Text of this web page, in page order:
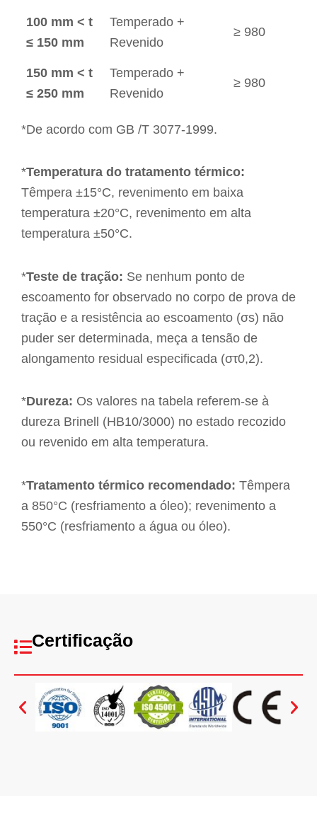
100 mm < t
≤ 150 mm
Temperado +
Revenido
≥ 980
150 mm < t
≤ 250 mm
Temperado +
Revenido
≥ 980
*De acordo com GB /T 3077-1999.
*Temperatura do tratamento térmico:
Têmpera ±15°C, revenimento em baixa
temperatura ±20°C, revenimento em alta
temperatura ±50°C.
*Teste de tração: Se nenhum ponto de
escoamento for observado no corpo de prova de
tração e a resistência ao escoamento (σs) não
puder ser determinada, meça a tensão de
alongamento residual especificada (στ0,2).
*Dureza: Os valores na tabela referem-se à
dureza Brinell (HB10/3000) no estado recozido
ou revenido em alta temperatura.
*Tratamento térmico recomendado: Têmpera
a 850°C (resfriamento a óleo); revenimento a
550°C (resfriamento a água ou óleo).
Certificação